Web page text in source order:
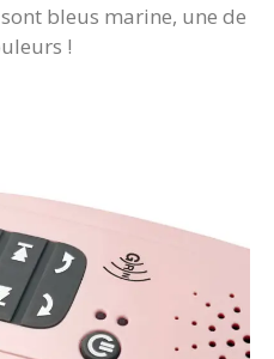
bleus marine, une de
!